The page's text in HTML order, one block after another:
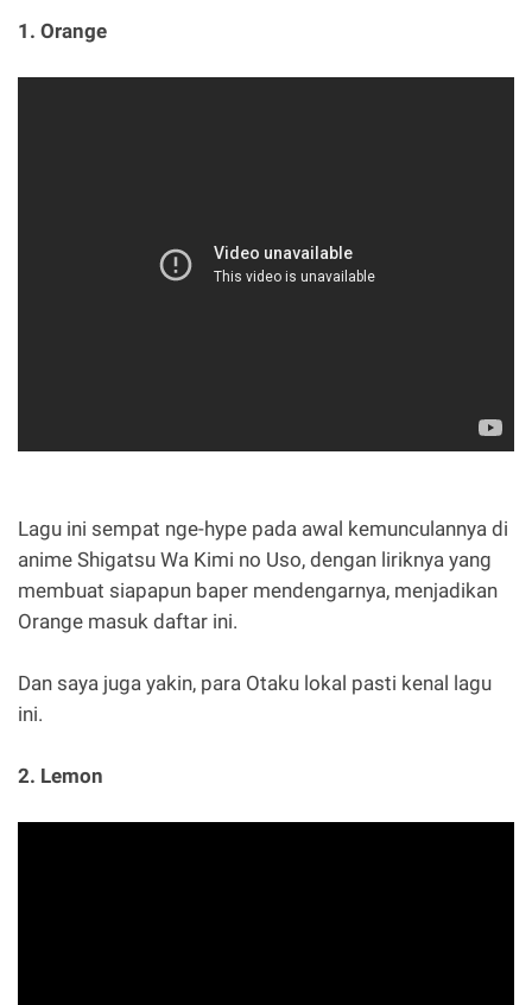
1. Orange
Lagu ini sempat nge-hype pada awal kemunculannya di
anime Shigatsu Wa Kimi no Uso, dengan liriknya yang
membuat siapapun baper mendengarnya, menjadikan
Orange masuk daftar ini.
Dan saya juga yakin, para Otaku lokal pasti kenal lagu
ini.
2. Lemon